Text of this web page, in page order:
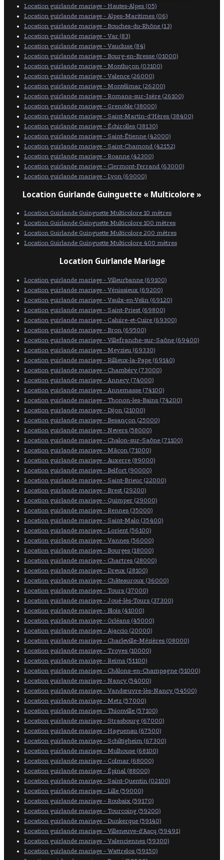
Location guirlande mariage - Hautes-Alpes (05)
Location guirlande mariage - Alpes-Maritimes (06)
Location guirlande mariage - Bouches-du-Rhône (13)
Location guirlande mariage - Var (83)
Location guirlande mariage - Vaucluse (84)
Location guirlande mariage - Bourg-en-Bresse (01000)
Location guirlande mariage - Montluçon (03100)
Location guirlande mariage - Valence (26000)
Location guirlande mariage - Montélimar (26200)
Location guirlande mariage - Romans-sur-Isère (26100)
Location guirlande mariage - Grenoble (38000)
Location guirlande mariage - Saint-Martin-d'Hères (38400)
Location guirlande mariage - Échirolles (38130)
Location guirlande mariage - Saint-Étienne (42000)
Location guirlande mariage - Saint-Chamond (42152)
Location guirlande mariage - Roanne (42300)
Location guirlande mariage - Clermont-Ferrand (63000)
Location guirlande mariage - Lyon (69000)
Location Guirlande Guinguette « Multicolore »
Location Guirlande Guinguette Multicolore 10 mètres
Location Guirlande Guinguette Multicolore 100 mètres
Location Guirlande Guinguette Multicolore 200 mètres
Location Guirlande Guinguette Multicolore 400 mètres
Location Guirlande Mariage
Location guirlande mariage - Villeurbanne (69100)
Location guirlande mariage - Vénissieux (69200)
Location guirlande mariage - Vaulx-en-Velin (69120)
Location guirlande mariage - Saint-Priest (69800)
Location guirlande mariage - Caluire-et-Cuire (69300)
Location guirlande mariage - Bron (69500)
Location guirlande mariage - Villefranche-sur-Saône (69400)
Location guirlande mariage - Meyzieu (69330)
Location guirlande mariage - Rillieux-la-Pape (69140)
Location guirlande mariage - Chambéry (73000)
Location guirlande mariage - Annecy (74000)
Location guirlande mariage - Annemasse (74100)
Location guirlande mariage - Thonon-les-Bains (74200)
Location guirlande mariage - Dijon (21000)
Location guirlande mariage - Besançon (25000)
Location guirlande mariage - Nevers (58000)
Location guirlande mariage - Chalon-sur-Saône (71100)
Location guirlande mariage - Mâcon (71000)
Location guirlande mariage - Auxerre (89000)
Location guirlande mariage - Belfort (90000)
Location guirlande mariage - Saint-Brieuc (22000)
Location guirlande mariage - Brest (29200)
Location guirlande mariage - Quimper (29000)
Location guirlande mariage - Rennes (35000)
Location guirlande mariage - Saint-Malo (35400)
Location guirlande mariage - Lorient (56100)
Location guirlande mariage - Vannes (56000)
Location guirlande mariage - Bourges (18000)
Location guirlande mariage - Chartres (28000)
Location guirlande mariage - Dreux (28100)
Location guirlande mariage - Châteauroux (36000)
Location guirlande mariage - Tours (37000)
Location guirlande mariage - Joué-lès-Tours (37300)
Location guirlande mariage - Blois (41000)
Location guirlande mariage - Orléans (45000)
Location guirlande mariage - Ajaccio (20000)
Location guirlande mariage - Charleville-Mézières (08000)
Location guirlande mariage - Troyes (10000)
Location guirlande mariage - Reims (51100)
Location guirlande mariage - Châlons-en-Champagne (51000)
Location guirlande mariage - Nancy (54000)
Location guirlande mariage - Vandœuvre-lès-Nancy (54500)
Location guirlande mariage - Metz (57000)
Location guirlande mariage - Thionville (57100)
Location guirlande mariage - Strasbourg (67000)
Location guirlande mariage - Haguenau (67500)
Location guirlande mariage - Schiltigheim (67300)
Location guirlande mariage - Mulhouse (68100)
Location guirlande mariage - Colmar (68000)
Location guirlande mariage - Épinal (88000)
Location guirlande mariage - Saint-Quentin (02100)
Location guirlande mariage - Lille (59000)
Location guirlande mariage - Roubaix (59170)
Location guirlande mariage - Tourcoing (59200)
Location guirlande mariage - Dunkerque (59140)
Location guirlande mariage - Villeneuve-d'Ascq (59491)
Location guirlande mariage - Valenciennes (59300)
Location guirlande mariage - Wattrelos (59150)